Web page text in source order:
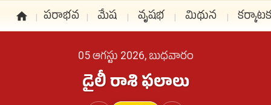
పరాభవ మేష వృషభ మిథున కర్కాటక
05 ఆగస్టు 2026, బుధవారం
డైలీ రాశి ఫలాలు